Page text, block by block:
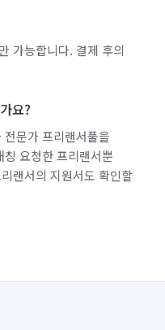
가능합니다. 결제 후의
요?
문가 프리랜서풀을
요청한 프리랜서뿐
랜서의 지원서도 확인할